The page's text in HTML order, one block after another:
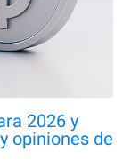
2026 y
opiniones de